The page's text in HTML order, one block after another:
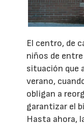
El centro, de
niños de
situación que
verano,
obligan a
garantizar el
Hasta ahora,